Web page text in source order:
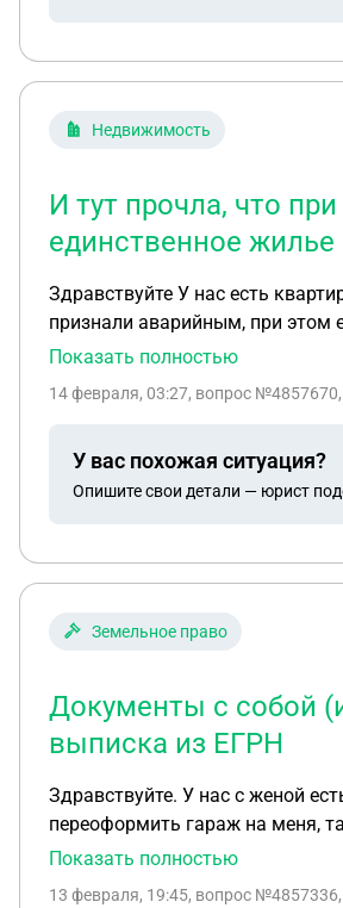
Недвижимость
И тут прочла, что
единственное жилье
Здравствуйте У нас есть квартира в аварийном доме, приобрели с использованием маткапа в 2015 году (собственники: я, муж, сын, дочь), в 2020 году дом
признали аварийным, при этом есть еще квартира, которая в ипотеке. И
мое единственное жилье. То есть при расселении
Показать полностью
14 февраля, 03:27, вопрос
У вас похожая ситуация?
Опишите свои детали — юрист
Земельное право
Документы с собой
выписка из ЕГРН
Здравствуйте. У нас с женой
переоформить гараж на меня,
позволит воспользоваться
Показать полностью
13 февраля, 19:45, вопрос